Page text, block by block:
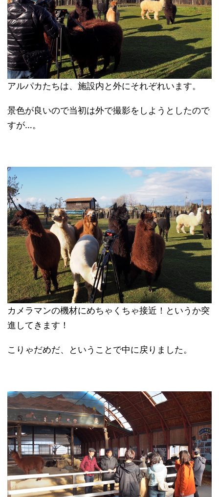
アルパカたちは、施設内と外にそれぞれいます。
景色が良いので当初は外で撮影をしようとしたので
すが…。
カメラマンの機材にめちゃくちゃ接近！というか突
進してきます！
こりゃだめだ、ということで中に戻りました。